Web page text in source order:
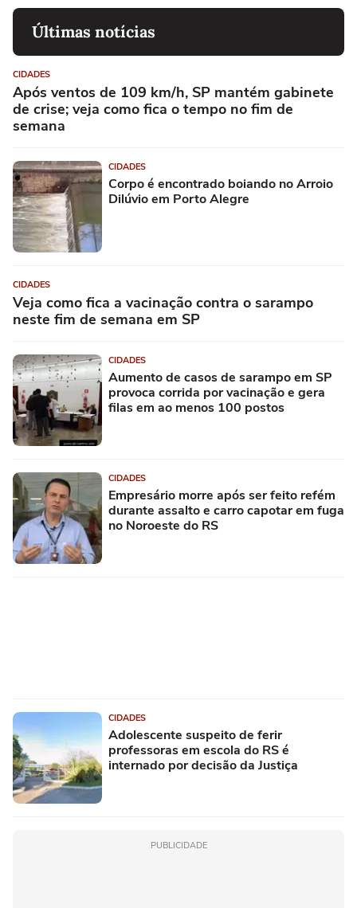
Últimas notícias
CIDADES
Após ventos de 109 km/h, SP mantém gabinete
de crise; veja como fica o tempo no fim de
semana
CIDADES
Corpo é encontrado boiando no Arroio
Dilúvio em Porto Alegre
CIDADES
Veja como fica a vacinação contra o sarampo
neste fim de semana em SP
CIDADES
Aumento de casos de sarampo em SP
provoca corrida por vacinação e gera
filas em ao menos 100 postos
CIDADES
Empresário morre após ser feito refém
durante assalto e carro capotar em fuga
no Noroeste do RS
CIDADES
Adolescente suspeito de ferir
professoras em escola do RS é
internado por decisão da Justiça
PUBLICIDADE